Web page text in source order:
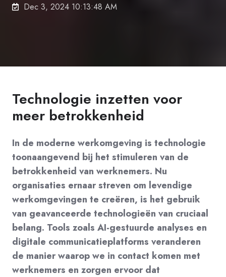
Dec 3, 2024 10:13:48 AM
Technologie inzetten voor
meer betrokkenheid
In de moderne werkomgeving is technologie
toonaangevend bij het stimuleren van de
betrokkenheid van werknemers. Nu
organisaties ernaar streven om levendige
werkomgevingen te creëren, is het gebruik
van geavanceerde technologieën van cruciaal
belang. Tools zoals AI-gestuurde analyses en
digitale communicatieplatforms veranderen
de manier waarop we in contact komen met
werknemers en zorgen ervoor dat